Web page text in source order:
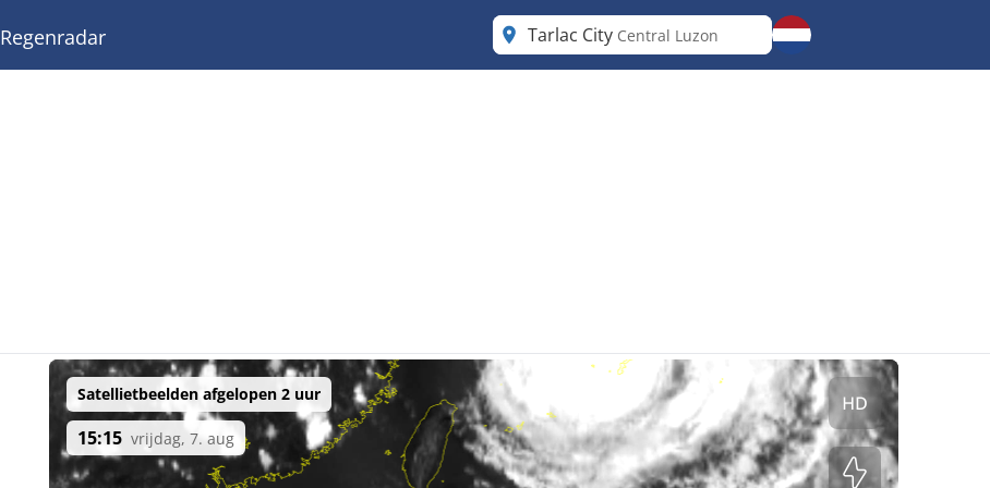
Regenradar Tarlac City Central Luzon
Satellietbeelden afgelopen 2 uur
15:15 vrijdag, 7. aug